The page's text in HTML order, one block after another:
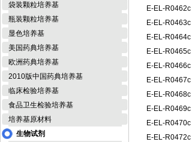
袋装颗粒培养基
瓶装颗粒培养基
显色培养基
美国药典培养基
欧洲药典培养基
2010版中国药典培养基
临床检验培养基
食品卫生检验培养基
培养基原材料
生物试剂
E-EL-R0462c
E-EL-R0463c
E-EL-R0464c
E-EL-R0465c
E-EL-R0466c
E-EL-R0467c
E-EL-R0468c
E-EL-R0469c
E-EL-R0470c
E-EL-R0472c